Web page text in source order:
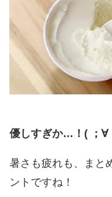
優しすぎか…！( ；∀
暑さも疲れも、まと
ントですね！